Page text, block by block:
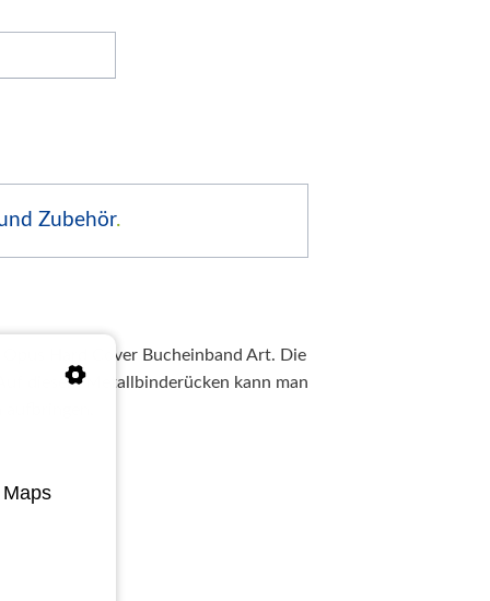
Zubehör.
Hard Cover Bucheinband Art. Die
diesem Metallbinderücken kann man